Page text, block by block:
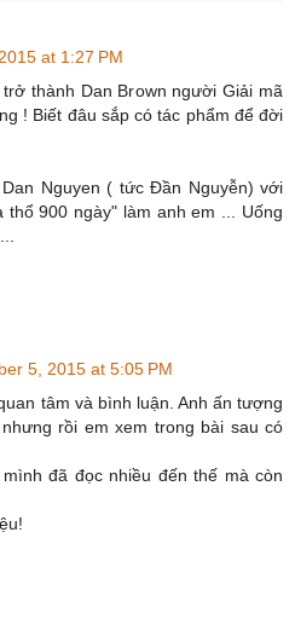
at 1:27 PM
thành Dan Brown người Giải mã
! Biết đâu sắp có tác phẩm để đời
Nguyen ( tức Đần Nguyễn) với
thổ 900 ngày" làm anh em ... Uống
5, 2015 at 5:05 PM
tâm và bình luận. Anh ấn tượng
rồi em xem trong bài sau có
đã đọc nhiều đến thế mà còn